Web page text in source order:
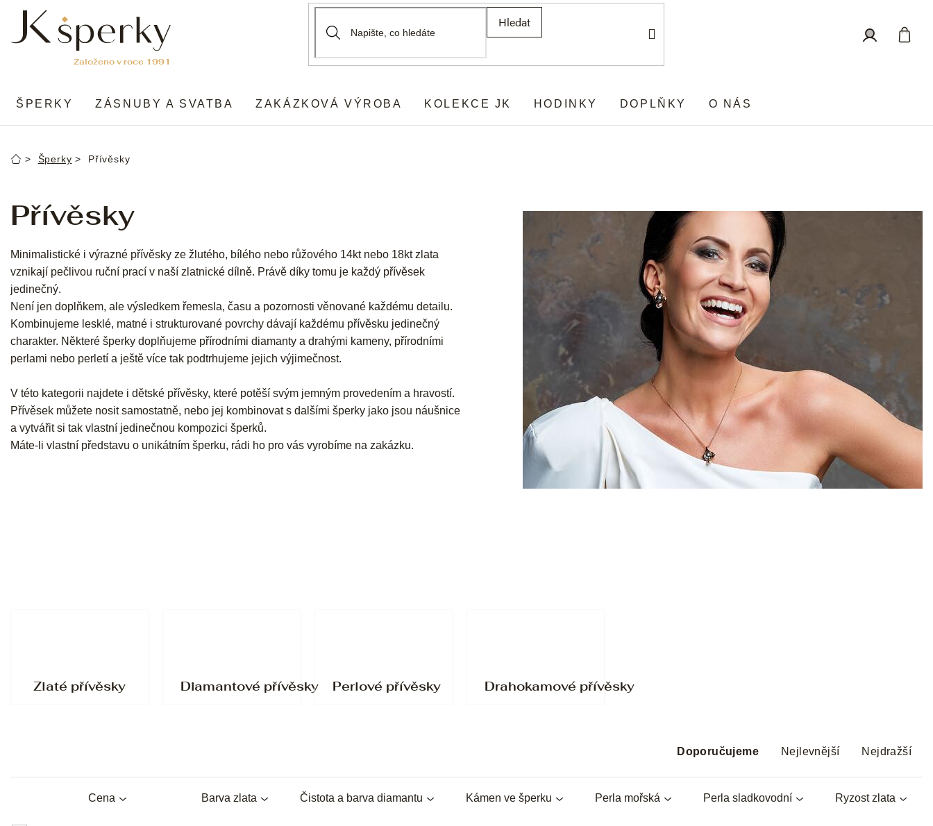
obsah
Hledat
ŠPERKY ZÁSNUBY A SVATBA ZAKÁZKOVÁ VÝROBA KOLEKCE JK HODINKY DOPLŇKY O NÁS
DomůŠperky Přívěsky
Přívěsky
Minimalistické i výrazné přívěsky ze žlutého, bílého nebo růžového 14kt nebo 18kt zlata
vznikají pečlivou ruční prací v naší zlatnické dílně. Právě díky tomu je každý přívěsek
jedinečný.
Není jen doplňkem, ale výsledkem řemesla, času a pozornosti věnované každému detailu.
Kombinujeme lesklé, matné i strukturované povrchy dávají každému přívěsku jedinečný
charakter. Některé šperky doplňujeme přírodními diamanty a drahými kameny, přírodními
perlami nebo perletí a ještě více tak podtrhujeme jejich výjimečnost.
V této kategorii najdete i dětské přívěsky, které potěší svým jemným provedením a hravostí.
Přívěsek můžete nosit samostatně, nebo jej kombinovat s dalšími šperky jako jsou náušnice
a vytvářit si tak vlastní jedinečnou kompozici šperků.
Máte-li vlastní představu o unikátním šperku, rádi ho pro vás vyrobíme na zakázku.
Zlaté přívěsky Diamantové přívěsky Perlové přívěsky Drahokamové přívěsky
z
n
Doporučujeme Nejlevnější Nejdražší
Barva zlata Čistota a barva diamantu Kámen ve šperku Perla mořská Perla sladkovodní Ryzost zlata
Cena